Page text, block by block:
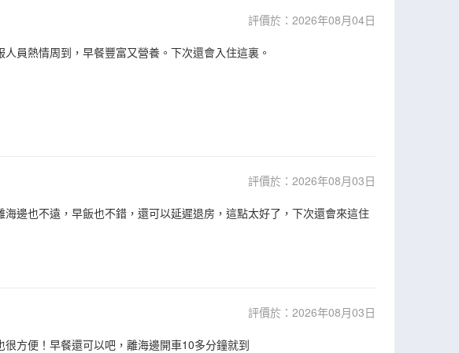
評價於：2026年08月04日
員熱情周到，早餐豐富又營養。下次還會入住這裏。
評價於：2026年08月03日
邊也不遠，早飯也不錯，還可以延遲退房，這點太好了，下次還會來這住
評價於：2026年08月03日
方便！早餐還可以吧，離海邊開車10多分鐘就到